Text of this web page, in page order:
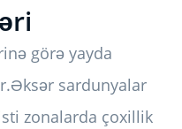
görə yayda
Əksər sardunyalar
zonalarda çoxillik